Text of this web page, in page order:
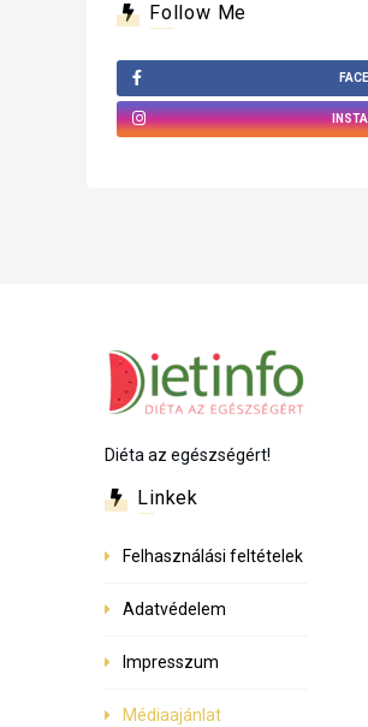
Follow Me
Diéta az egészségért!
Linkek
Felhasználási feltételek
Adatvédelem
Impresszum
Médiaajánlat